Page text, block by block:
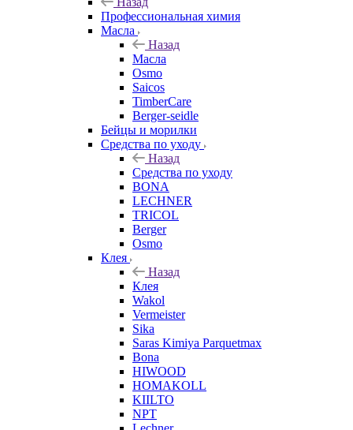
Профессиональная химия
Масла
Назад
Масла
Osmo
Saicos
TimberCare
Berger-seidle
Бейцы и морилки
Средства по уходу
Назад
Средства по уходу
BONA
LECHNER
TRICOL
Berger
Osmo
Клея
Назад
Клея
Wakol
Vermeister
Sika
Saras Kimiya Parquetmax
Bona
HIWOOD
HOMAKOLL
KIILTO
NPT